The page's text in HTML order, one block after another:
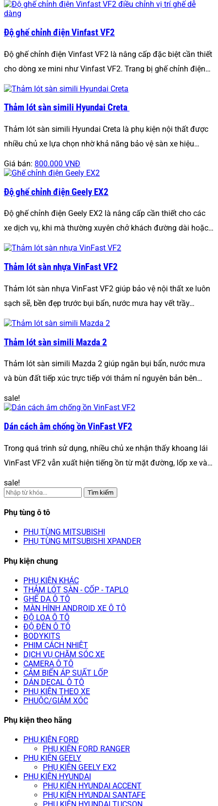
Độ ghế chỉnh điện Vinfast VF2
Độ ghế chỉnh điện Vinfast VF2 là nâng cấp đặc biệt cần thiết
cho dòng xe mini như Vinfast VF2. Trang bị ghế chỉnh điện…
Thảm lót sàn simili Hyundai Creta
Thảm lót sàn simili Hyundai Creta là phụ kiện nội thất được
nhiều chủ xe lựa chọn nhờ khả năng bảo vệ sàn xe hiệu…
Giá bán: 800.000 VNĐ
Độ ghế chỉnh điện Geely EX2
Độ ghế chỉnh điện Geely EX2 là nâng cấp cần thiết cho các
xe dịch vụ, khi mà thường xuyên chở khách đường dài hoặc…
Thảm lót sàn nhựa VinFast VF2
Thảm lót sàn nhựa VinFast VF2 giúp bảo vệ nội thất xe luôn
sạch sẽ, bền đẹp trước bụi bẩn, nước mưa hay vết trầy…
Thảm lót sàn simili Mazda 2
Thảm lót sàn simili Mazda 2 giúp ngăn bụi bẩn, nước mưa
và bùn đất tiếp xúc trực tiếp với thảm nỉ nguyên bản bên…
sale!
Dán cách âm chống ồn VinFast VF2
Trong quá trình sử dụng, nhiều chủ xe nhận thấy khoang lái
VinFast VF2 vẫn xuất hiện tiếng ồn từ mặt đường, lốp xe và…
sale!
Tìm kiếm
Phụ tùng ô tô
PHỤ TÙNG MITSUBISHI
PHỤ TÙNG MITSUBISHI XPANDER
Phụ kiện chung
PHỤ KIỆN KHÁC
THẢM LÓT SÀN - CỐP - TAPLO
GHẾ DA Ô TÔ
MÀN HÌNH ANDROID XE Ô TÔ
ĐỘ LOA Ô TÔ
ĐỘ ĐÈN Ô TÔ
BODYKITS
PHIM CÁCH NHIỆT
DỊCH VỤ CHĂM SÓC XE
CAMERA Ô TÔ
CẢM BIẾN ÁP SUẤT LỐP
DÁN DECAL Ô TÔ
PHỤ KIỆN THEO XE
PHUỘC/GIẢM XÓC
Phụ kiện theo hãng
PHỤ KIỆN FORD
PHỤ KIỆN FORD RANGER
PHỤ KIỆN GEELY
PHỤ KIỆN GEELY EX2
PHỤ KIỆN HYUNDAI
PHỤ KIỆN HYUNDAI ACCENT
PHỤ KIỆN HYUNDAI SANTAFE